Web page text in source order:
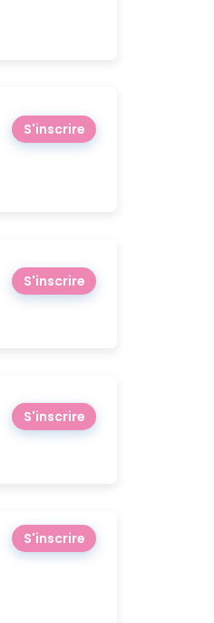
S'inscrire
S'inscrire
S'inscrire
S'inscrire